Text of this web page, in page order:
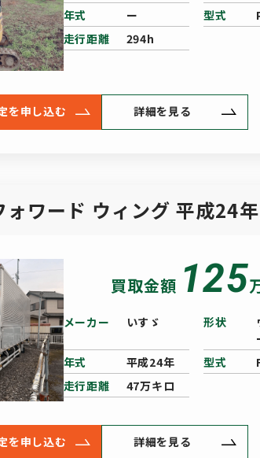
年式
ー 型式
走行距離
294h
を申し込む 詳細を見る
ォワード ウィング 平成24
買取金額 125
メーカー いすゞ 形状
年式
平成24年 型式
走行距離
47万キロ
を申し込む 詳細を見る